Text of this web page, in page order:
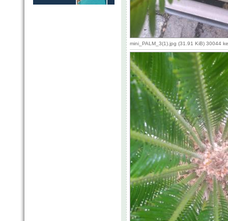
mini_PALM_3(1).jpg (31.91 KiB) 30044